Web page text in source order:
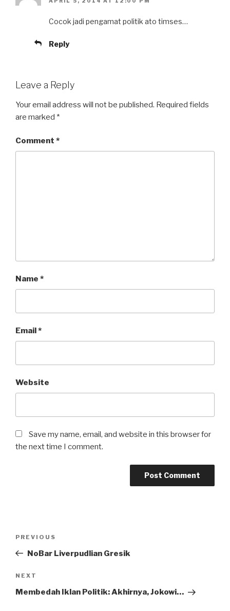
Cocok jadi pengamat politik ato timses…
Reply
Leave a Reply
Your email address will not be published. Required fields
are marked *
Comment *
Name *
Email*
Website
Save my name, email, and website in this browser for
the next time I comment.
Previous
Post
PREVIOUS
NoBar Liverpudlian Gresik
Next
Post
NEXT
Membedah Iklan Politik: Akhirnya, Jokowi…